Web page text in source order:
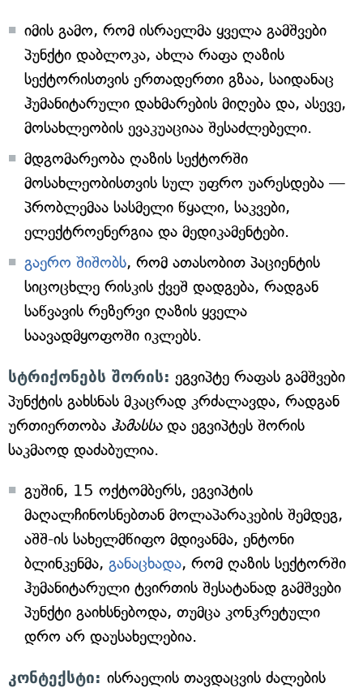
იმის გამო, რომ ისრაელმა ყველა გამშვები
პუნქტი დაბლოკა, ახლა რაფა ღაზის
სექტორისთვის ერთადერთი გზაა, საიდანაც
ჰუმანიტარული დახმარების მიღება და, ასევე,
მოსახლეობის ევაკუაციაა შესაძლებელი.
მდგომარეობა ღაზის სექტორში
მოსახლეობისთვის სულ უფრო უარესდება —
პრობლემაა სასმელი წყალი, საკვები,
ელექტროენერგია და მედიკამენტები.
გაერო შიშობს, რომ ათასობით პაციენტის
სიცოცხლე რისკის ქვეშ დადგება, რადგან
საწვავის რეზერვი ღაზის ყველა
საავადმყოფოში იკლებს.
სტრიქონებს შორის: ეგვიპტე რაფას გამშვები
პუნქტის გახსნას მკაცრად კრძალავდა, რადგან
ურთიერთობა ჰამასსადა ეგვიპტეს შორის
საკმაოდ დაძაბულია.
გუშინ, 15 ოქტომბერს, ეგვიპტის
მაღალჩინოსნებთან მოლაპარაკების შემდეგ,
აშშ-ის სახელმწიფო მდივანმა, ენტონი
ბლინკენმა, განაცხადა, რომ ღაზის სექტორში
ჰუმანიტარული ტვირთის შესატანად გამშვები
პუნქტი გაიხსნებოდა, თუმცა კონკრეტული
დრო არ დაუსახელებია.
კონტექსტი: ისრაელის თავდაცვის ძალების